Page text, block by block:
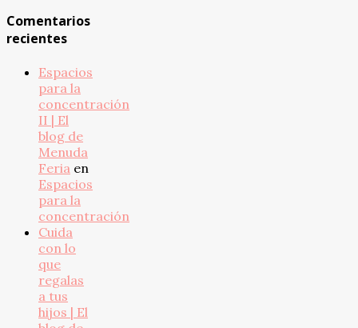
Comentarios
recientes
Espacios
para la
concentración
II | El
blog de
Menuda
Feria en
Espacios
para la
concentración
Cuida
con lo
que
regalas
a tus
hijos | El